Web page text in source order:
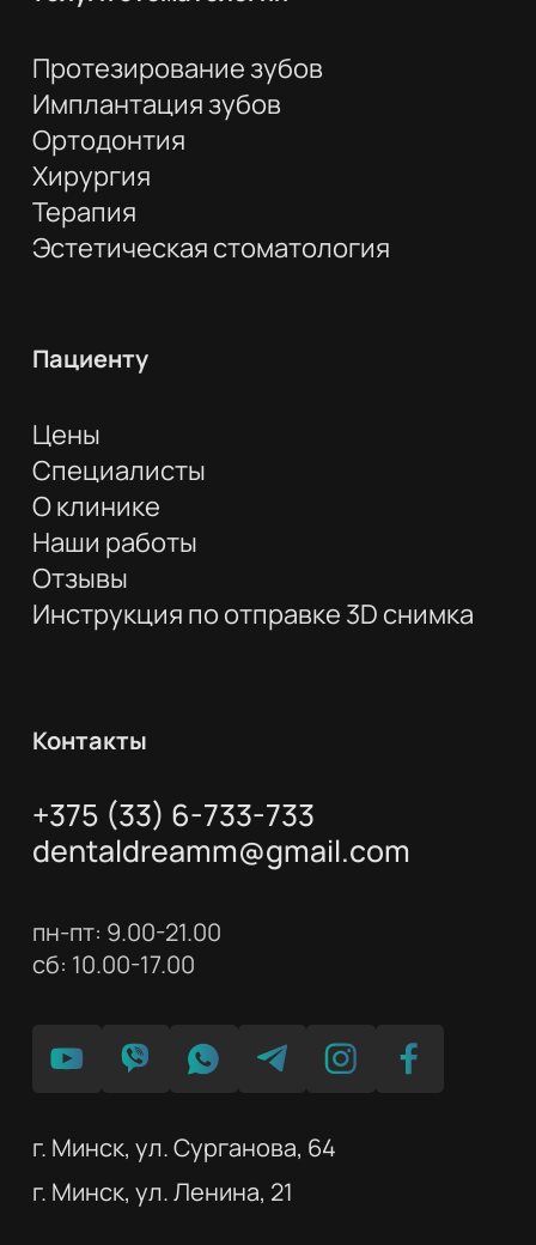
Протезирование зубов
Имплантация зубов
Ортодонтия
Хирургия
Терапия
Эстетическая стоматология
Пациенту
Цены
Специалисты
О клинике
Наши работы
Отзывы
Инструкция по отправке 3D снимка
Контакты
+375 (33) 6-733-733
dentaldreamm@gmail.com
пн-пт: 9.00-21.00
сб: 10.00-17.00
г. Минск, ул. Сурганова, 64
г. Минск, ул. Ленина, 21